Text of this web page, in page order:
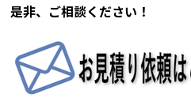
是非、ご相談ください！